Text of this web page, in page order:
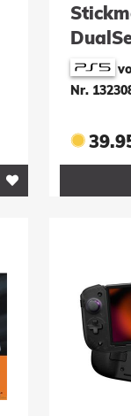
Nr.